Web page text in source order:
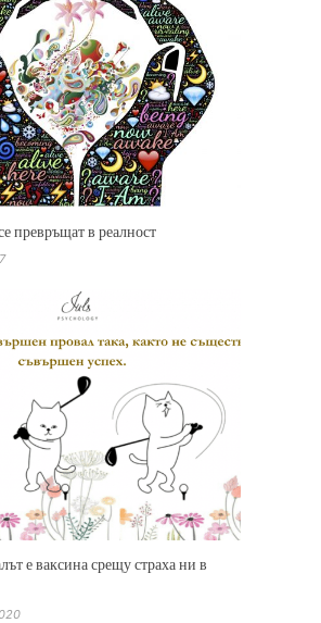
превръщат в реалност
е ваксина срещу страха ни в